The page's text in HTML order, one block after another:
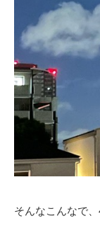
そんなこんなで